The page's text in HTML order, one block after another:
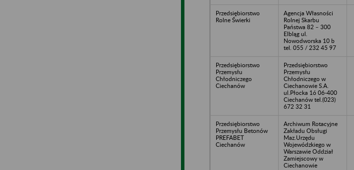
Przedsiębiorstwo
Rolne Świerki
Agencja Własności
Rolnej Skarbu
Państwa 82 – 300
Elbląg ul.
Nowodworska 10 b
tel. 055 / 232 45 97
Przedsiębiorstwo
Przemysłu
Chłodniczego
Ciechanów
Przedsiębiorstwo
Przemysłu
Chłodniczego w
Ciechanowie S.A.
ul.Płocka 1ó 06-400
Ciechanów tel.(023)
672 32 31
Przedsiębiorstwo
Przemysłu Betonów
PREFABET
Ciechanów
Archiwum Rotacyjne
Zakładu Obsługi
Maz.Urzędu
Wojewódzkiego w
Warszawie Oddział
Zamiejscowy w
Ciechanowie